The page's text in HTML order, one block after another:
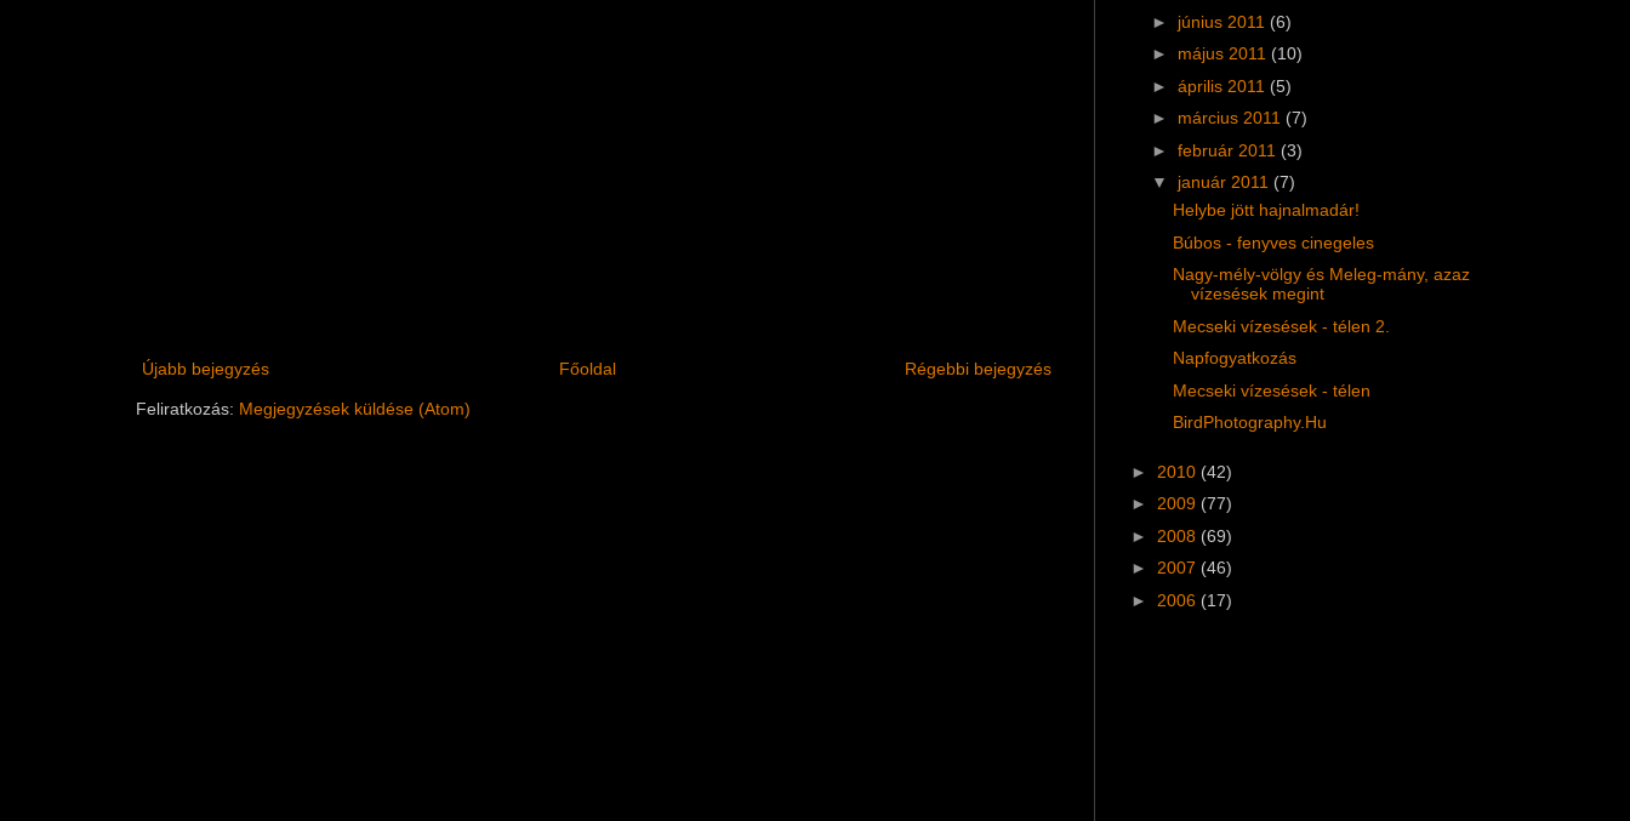
Újabb bejegyzés Régebbi bejegyzés
Főoldal
Feliratkozás: Megjegyzések küldése (Atom)
► június 2011 (6)
► május 2011 (10)
► április 2011 (5)
► március 2011 (7)
► február 2011 (3)
▼ január 2011 (7)
Helybe jött hajnalmadár!
Búbos - fenyves cinegeles
Nagy-mély-völgy és Meleg-mány, azaz
vízesések megint
Mecseki vízesések - télen 2.
Napfogyatkozás
Mecseki vízesések - télen
BirdPhotography.Hu
► 2010 (42)
► 2009 (77)
► 2008 (69)
► 2007 (46)
► 2006 (17)